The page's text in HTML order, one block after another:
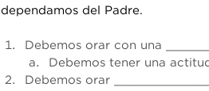
dependamos del Padre.
Debemos orar con una
Debemos tener una
Debemos orar